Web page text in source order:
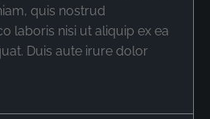
quis nostrud
laboris nisi ut aliquip ex ea
Duis aute irure dolor